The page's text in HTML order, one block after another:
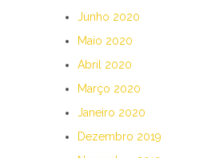
Junho 2020
Maio 2020
Abril 2020
Março 2020
Janeiro 2020
Dezembro 2019